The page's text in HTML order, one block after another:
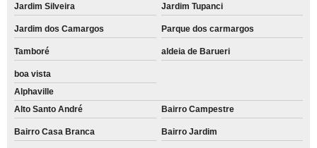
remanufatura de cartucho de impressora a laser Taboão da Serra
cartuchos remanufaturado para venda Vila Mercês
remanufatura de cartucho Vila Vitória
venda de remanufatura de cartucho de impressora a laser Vila Cristina
remanufatura de cartucho de toner Jardim João Ramalho
remanufatura de cartucho de toner preço Jardim Guarará
Jardim Silveira Jardim Tupanci
Jardim dos Camargos Parque dos carmargos
Tamboré aldeia de Barueri
boa vista
Alphaville
Alto Santo André
Bairro Campestre
Bairro Casa Branca Bairro Jardim